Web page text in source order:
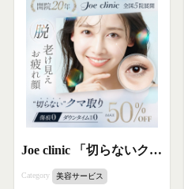
Joe clinic 「切らないクマ取り」（老け見え・お疲れ顔を解消する施術）
Category 美容サービス